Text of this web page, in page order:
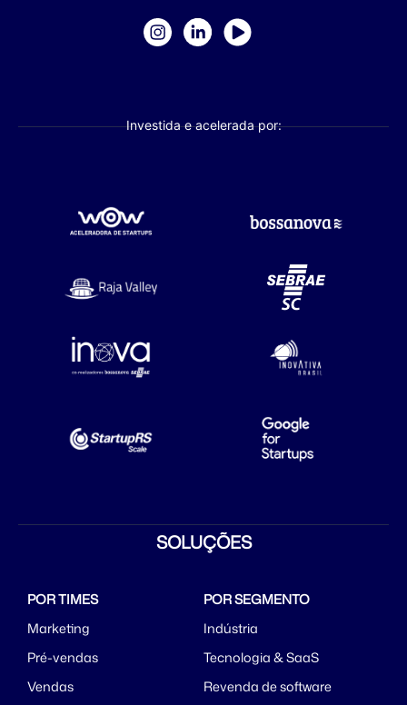
Investida e acelerada por:
SOLUÇÕES
POR TIMES
Marketing
Pré-vendas
Vendas
POR SEGMENTO
Indústria
Tecnologia & SaaS
Revenda de software